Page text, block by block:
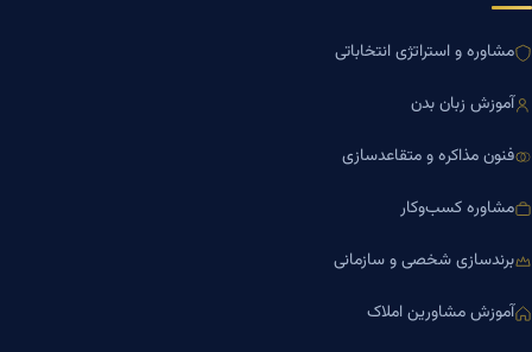
مشاوره و استراتژی انتخاباتی
آموزش زبان بدن
فنون مذاکره و متقاعدسازی
مشاوره کسب‌وکار
برندسازی شخصی و سازمانی
آموزش مشاورین املاک